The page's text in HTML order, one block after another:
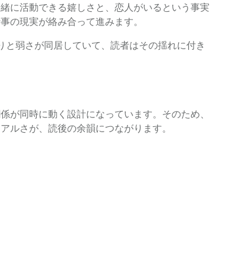
に活動できる嬉しさと、恋人がいるという事実
現実が絡み合って進みます。
弱さが同居していて、読者はその揺れに付き
同時に動く設計になっています。そのため、
さが、読後の余韻につながります。